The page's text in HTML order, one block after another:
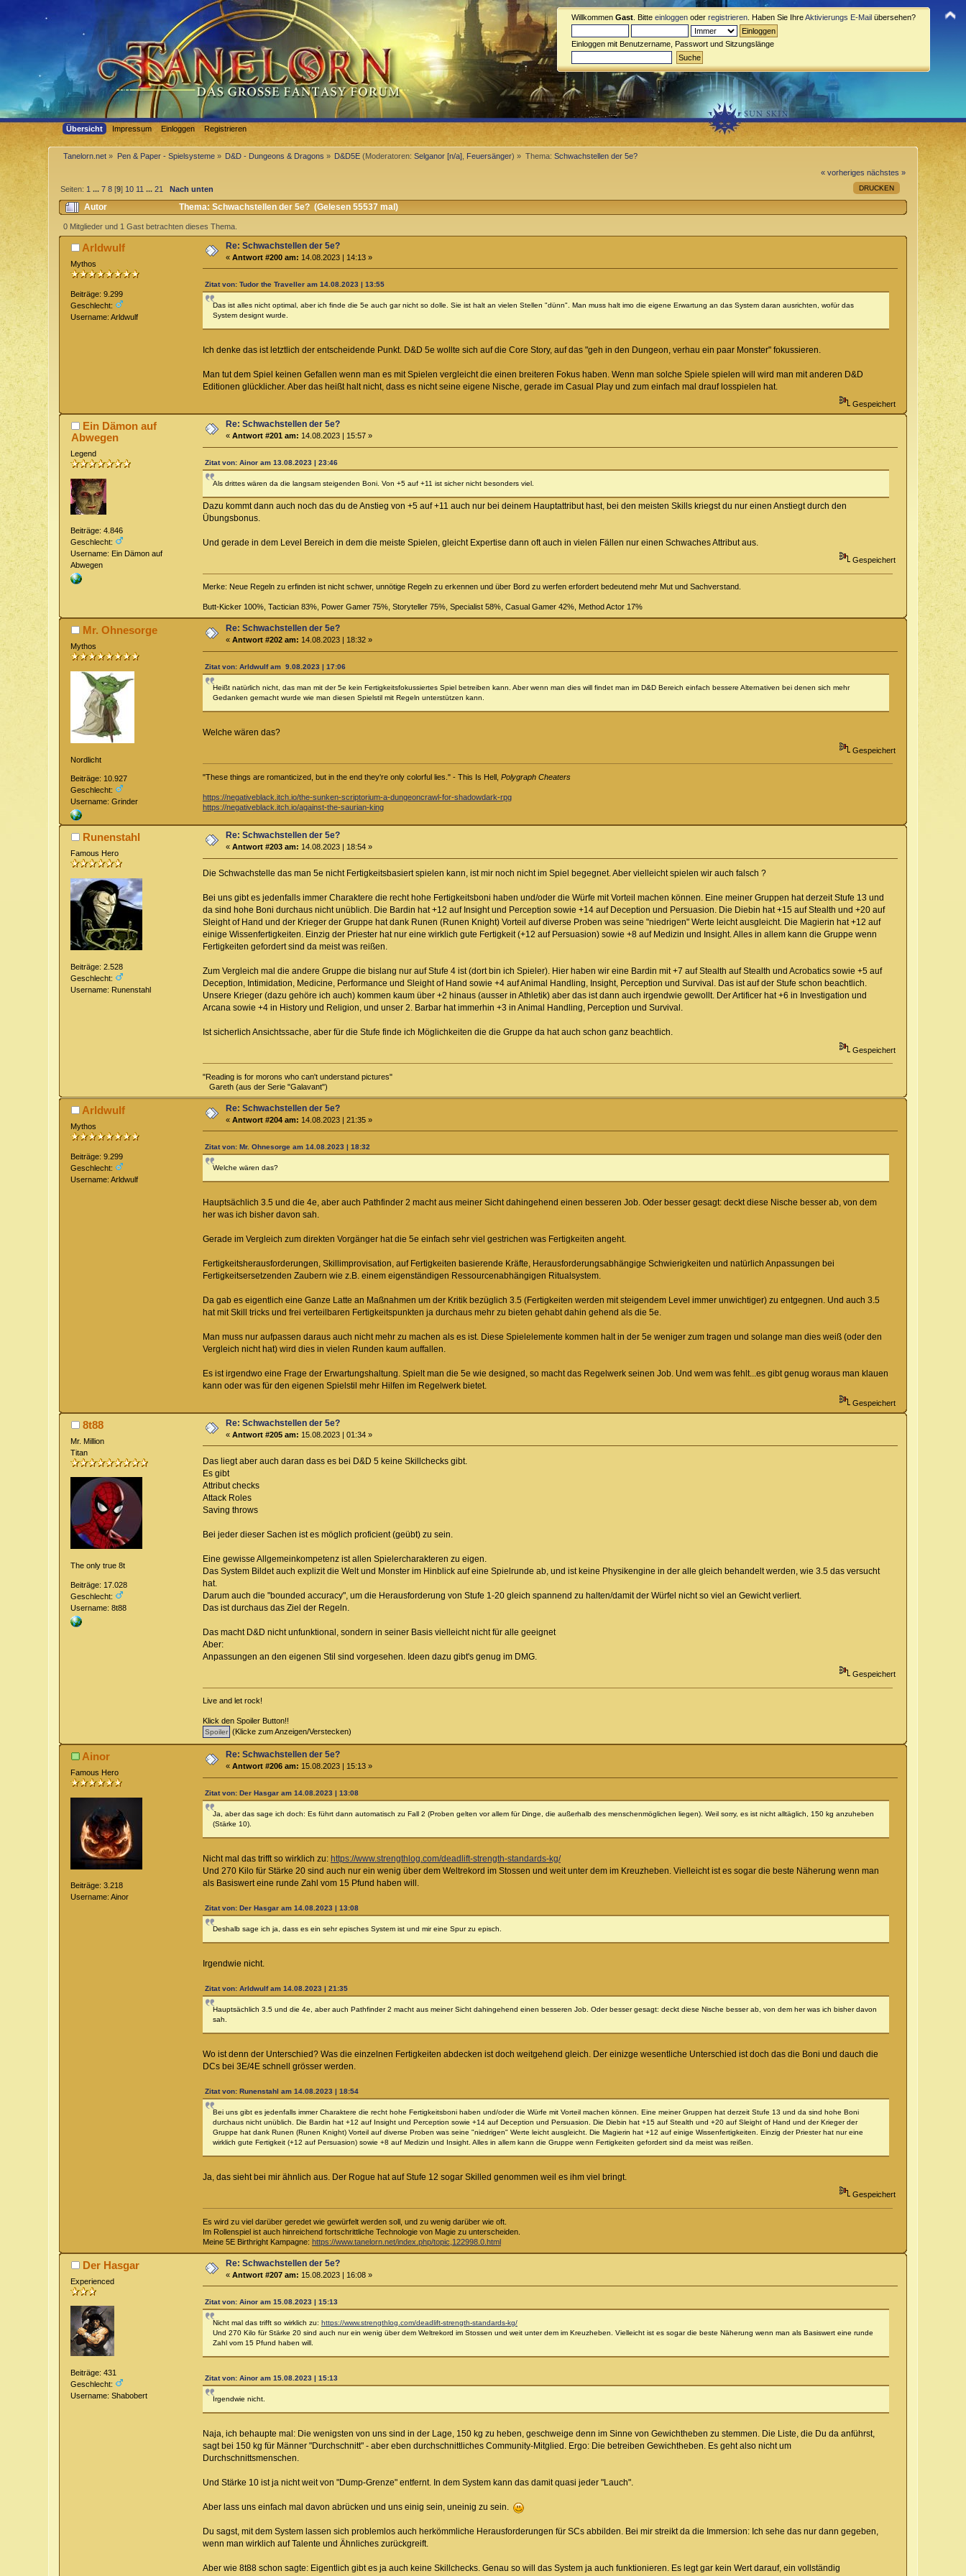
Willkommen Gast . Bitte einloggen oder registrieren . Haben Sie IhreAktivierungs E-Mail übersehen?
Einloggen mit Benutzername, Passwort und Sitzungslänge
Übersicht Impressum Einloggen Registrieren
Tanelorn.net » Pen & Paper - Spielsysteme» D&D - Dungeons & Dragons » D&D5E (Moderatoren:Selganor [n/a] Feuersänger) » Thema: Schwachstellen der 5e?
« vorheriges nächstes »
DRUCKEN
Seiten: 1 ...7 8 [9] 10 11 ...21 Nach unten
Autor Thema: Schwachstellen der 5e? (Gelesen 55537 mal)
0 Mitglieder und 1 Gast betrachten dieses Thema.
Arldwulf
Mythos
Beiträge: 9.299
Geschlecht:
Username: Arldwulf
Re: Schwachstellen der 5e?
«Antwort #200 am: 14.08.2023 | 14:13 »
Zitat von: Tudor the Traveller am 14.08.2023 | 13:55
Das ist alles nicht optimal, aber ich finde die 5e auch gar nicht so dolle. Sie ist halt an vielen Stellen "dünn". Man muss halt imo die eigene Erwartung an das System daran ausrichten, wofür das
System designt wurde.
Ich denke das ist letztlich der entscheidende Punkt. D&D 5e wollte sich auf die Core Story, auf das "geh in den Dungeon, verhau ein paar Monster" fokussieren.
Man tut dem Spiel keinen Gefallen wenn man es mit Spielen vergleicht die einen breiteren Fokus haben. Wenn man solche Spiele spielen will wird man mit anderen D&D
Editionen glücklicher. Aber das heißt halt nicht, dass es nicht seine eigene Nische, gerade im Casual Play und zum einfach mal drauf losspielen hat.
Gespeichert
Ein Dämon auf
Abwegen
Legend
Beiträge: 4.846
Geschlecht:
Username: Ein Dämon auf
Abwegen
Re: Schwachstellen der 5e?
«Antwort #201 am: 14.08.2023 | 15:57 »
Zitat von: Ainor am 13.08.2023 | 23:46
Als drittes wären da die langsam steigenden Boni. Von +5 auf +11 ist sicher nicht besonders viel.
Dazu kommt dann auch noch das du de Anstieg von +5 auf +11 auch nur bei deinem Hauptattribut hast, bei den meisten Skills kriegst du nur einen Anstiegt durch den
Übungsbonus.
Und gerade in dem Level Bereich in dem die meiste Spielen, gleicht Expertise dann oft auch in vielen Fällen nur einen Schwaches Attribut aus.
Gespeichert
Merke: Neue Regeln zu erfinden ist nicht schwer, unnötige Regeln zu erkennen und über Bord zu werfen erfordert bedeutend mehr Mut und Sachverstand.
Butt-Kicker 100%, Tactician 83%, Power Gamer 75%, Storyteller 75%, Specialist 58%, Casual Gamer 42%, Method Actor 17%
Mr. Ohnesorge
Mythos
Nordlicht
Beiträge: 10.927
Geschlecht:
Username: Grinder
Re: Schwachstellen der 5e?
«Antwort #202 am: 14.08.2023 | 18:32 »
Zitat von: Arldwulf am 9.08.2023 | 17:06
Heißt natürlich nicht, das man mit der 5e kein Fertigkeitsfokussiertes Spiel betreiben kann. Aber wenn man dies will findet man im D&D Bereich einfach bessere Alternativen bei denen sich mehr
Gedanken gemacht wurde wie man diesen Spielstil mit Regeln unterstützen kann.
Welche wären das?
Gespeichert
"These things are romanticized, but in the end they're only colorful lies." - This Is Hell, Polygraph Cheaters
https://negativeblack.itch.io/the-sunken-scriptorium-a-dungeoncrawl-for-shadowdark-rpg
https://negativeblack.itch.io/against-the-saurian-king
Runenstahl
Famous Hero
Beiträge: 2.528
Geschlecht:
Username: Runenstahl
Re: Schwachstellen der 5e?
«Antwort #203 am: 14.08.2023 | 18:54 »
Die Schwachstelle das man 5e nicht Fertigkeitsbasiert spielen kann, ist mir noch nicht im Spiel begegnet. Aber vielleicht spielen wir auch falsch ?
Bei uns gibt es jedenfalls immer Charaktere die recht hohe Fertigkeitsboni haben und/oder die Würfe mit Vorteil machen können. Eine meiner Gruppen hat derzeit Stufe 13 und
da sind hohe Boni durchaus nicht unüblich. Die Bardin hat +12 auf Insight und Perception sowie +14 auf Deception und Persuasion. Die Diebin hat +15 auf Stealth und +20 auf
Sleight of Hand und der Krieger der Gruppe hat dank Runen (Runen Knight) Vorteil auf diverse Proben was seine "niedrigen" Werte leicht ausgleicht. Die Magierin hat +12 auf
einige Wissenfertigkeiten. Einzig der Priester hat nur eine wirklich gute Fertigkeit (+12 auf Persuasion) sowie +8 auf Medizin und Insight. Alles in allem kann die Gruppe wenn
Fertigkeiten gefordert sind da meist was reißen.
Zum Vergleich mal die andere Gruppe die bislang nur auf Stufe 4 ist (dort bin ich Spieler). Hier haben wir eine Bardin mit +7 auf Stealth auf Stealth und Acrobatics sowie +5 auf
Deception, Intimidation, Medicine, Performance und Sleight of Hand sowie +4 auf Animal Handling, Insight, Perception und Survival. Das ist auf der Stufe schon beachtlich.
Unsere Krieger (dazu gehöre ich auch) kommen kaum über +2 hinaus (ausser in Athletik) aber das ist dann auch irgendwie gewollt. Der Artificer hat +6 in Investigation und
Arcana sowie +4 in History und Religion, und unser 2. Barbar hat immerhin +3 in Animal Handling, Perception und Survival.
Ist sicherlich Ansichtssache, aber für die Stufe finde ich Möglichkeiten die die Gruppe da hat auch schon ganz beachtlich.
Gespeichert
"Reading is for morons who can't understand pictures"
Gareth (aus der Serie "Galavant")
Arldwulf
Mythos
Beiträge: 9.299
Geschlecht:
Username: Arldwulf
Re: Schwachstellen der 5e?
«Antwort #204 am: 14.08.2023 | 21:35 »
Zitat von: Mr. Ohnesorge am 14.08.2023 | 18:32
Welche wären das?
Hauptsächlich 3.5 und die 4e, aber auch Pathfinder 2 macht aus meiner Sicht dahingehend einen besseren Job. Oder besser gesagt: deckt diese Nische besser ab, von dem
her was ich bisher davon sah.
Gerade im Vergleich zum direkten Vorgänger hat die 5e einfach sehr viel gestrichen was Fertigkeiten angeht.
Fertigkeitsherausforderungen, Skillimprovisation, auf Fertigkeiten basierende Kräfte, Herausforderungsabhängige Schwierigkeiten und natürlich Anpassungen bei
Fertigkeitsersetzenden Zaubern wie z.B. einem eigenständigen Ressourcenabhängigen Ritualsystem.
Da gab es eigentlich eine Ganze Latte an Maßnahmen um der Kritik bezüglich 3.5 (Fertigkeiten werden mit steigendem Level immer unwichtiger) zu entgegnen. Und auch 3.5
hat mit Skill tricks und frei verteilbaren Fertigkeitspunkten ja durchaus mehr zu bieten gehabt dahin gehend als die 5e.
Man muss nur aufpassen daraus auch nicht mehr zu machen als es ist. Diese Spielelemente kommen halt in der 5e weniger zum tragen und solange man dies weiß (oder den
Vergleich nicht hat) wird dies in vielen Runden kaum auffallen.
Es ist irgendwo eine Frage der Erwartungshaltung. Spielt man die 5e wie designed, so macht das Regelwerk seinen Job. Und wem was fehlt...es gibt genug woraus man klauen
kann oder was für den eigenen Spielstil mehr Hilfen im Regelwerk bietet.
Gespeichert
8t88
Mr. Million
Titan
The only true 8t
Beiträge: 17.028
Geschlecht:
Username: 8t88
Re: Schwachstellen der 5e?
«Antwort #205 am: 15.08.2023 | 01:34 »
Das liegt aber auch daran dass es bei D&D 5 keine Skillchecks gibt.
Es gibt
Attribut checks
Attack Roles
Saving throws
Bei jeder dieser Sachen ist es möglich proficient (geübt) zu sein.
Eine gewisse Allgemeinkompetenz ist allen Spielercharakteren zu eigen.
Das System Bildet auch explizit die Welt und Monster im Hinblick auf eine Spielrunde ab, und ist keine Physikengine in der alle gleich behandelt werden, wie 3.5 das versucht
hat.
Darum auch die "bounded accuracy", um die Herausforderung von Stufe 1-20 gleich spannend zu halten/damit der Würfel nicht so viel an Gewicht verliert.
Das ist durchaus das Ziel der Regeln.
Das macht D&D nicht unfunktional, sondern in seiner Basis vielleicht nicht für alle geeignet
Aber:
Anpassungen an den eigenen Stil sind vorgesehen. Ideen dazu gibt's genug im DMG.
Gespeichert
Live and let rock!
Klick den Spoiler Button!!
(Klicke zum Anzeigen/Verstecken)
Ainor
Famous Hero
Beiträge: 3.218
Username: Ainor
Re: Schwachstellen der 5e?
«Antwort #206 am: 15.08.2023 | 15:13 »
Zitat von: Der Hasgar am 14.08.2023 | 13:08
Ja, aber das sage ich doch: Es führt dann automatisch zu Fall 2 (Proben gelten vor allem für Dinge, die außerhalb des menschenmöglichen liegen). Weil sorry, es ist nicht alltäglich, 150 kg anzuheben
(Stärke 10).
Nicht mal das trifft so wirklich zu: https://www.strengthlog.com/deadlift-strength-standards-kg/
Und 270 Kilo für Stärke 20 sind auch nur ein wenig über dem Weltrekord im Stossen und weit unter dem im Kreuzheben. Vielleicht ist es sogar die beste Näherung wenn man
als Basiswert eine runde Zahl vom 15 Pfund haben will.
Zitat von: Der Hasgar am 14.08.2023 | 13:08
Deshalb sage ich ja, dass es ein sehr episches System ist und mir eine Spur zu episch.
Irgendwie nicht.
Zitat von: Arldwulf am 14.08.2023 | 21:35
Hauptsächlich 3.5 und die 4e, aber auch Pathfinder 2 macht aus meiner Sicht dahingehend einen besseren Job. Oder besser gesagt: deckt diese Nische besser ab, von dem her was ich bisher davon
sah.
Wo ist denn der Unterschied? Was die einzelnen Fertigkeiten abdecken ist doch weitgehend gleich. Der einizge wesentliche Unterschied ist doch das die Boni und dauch die
DCs bei 3E/4E schnell grösser werden.
Zitat von: Runenstahl am 14.08.2023 | 18:54
Bei uns gibt es jedenfalls immer Charaktere die recht hohe Fertigkeitsboni haben und/oder die Würfe mit Vorteil machen können. Eine meiner Gruppen hat derzeit Stufe 13 und da sind hohe Boni
durchaus nicht unüblich. Die Bardin hat +12 auf Insight und Perception sowie +14 auf Deception und Persuasion. Die Diebin hat +15 auf Stealth und +20 auf Sleight of Hand und der Krieger der
Gruppe hat dank Runen (Runen Knight) Vorteil auf diverse Proben was seine "niedrigen" Werte leicht ausgleicht. Die Magierin hat +12 auf einige Wissenfertigkeiten. Einzig der Priester hat nur eine
wirklich gute Fertigkeit (+12 auf Persuasion) sowie +8 auf Medizin und Insight. Alles in allem kann die Gruppe wenn Fertigkeiten gefordert sind da meist was reißen.
Ja, das sieht bei mir ähnlich aus. Der Rogue hat auf Stufe 12 sogar Skilled genommen weil es ihm viel bringt.
Gespeichert
Es wird zu viel darüber geredet wie gewürfelt werden soll, und zu wenig darüber wie oft.
Im Rollenspiel ist auch hinreichend fortschrittliche Technologie von Magie zu unterscheiden.
Meine 5E Birthright Kampagne: https://www.tanelorn.net/index.php/topic,122998.0.html
Der Hasgar
Experienced
Beiträge: 431
Geschlecht:
Username: Shabobert
Re: Schwachstellen der 5e?
«Antwort #207 am: 15.08.2023 | 16:08 »
Zitat von: Ainor am 15.08.2023 | 15:13
Nicht mal das trifft so wirklich zu: https://www.strengthlog.com/deadlift-strength-standards-kg/
Und 270 Kilo für Stärke 20 sind auch nur ein wenig über dem Weltrekord im Stossen und weit unter dem im Kreuzheben. Vielleicht ist es sogar die beste Näherung wenn man als Basiswert eine runde
Zahl vom 15 Pfund haben will.
Zitat von: Ainor am 15.08.2023 | 15:13
Irgendwie nicht.
Naja, ich behaupte mal: Die wenigsten von uns sind in der Lage, 150 kg zu heben, geschweige denn im Sinne von Gewichtheben zu stemmen. Die Liste, die Du da anführst,
sagt bei 150 kg für Männer "Durchschnitt" - aber eben durchschnittliches Community-Mitglied. Ergo: Die betreiben Gewichtheben. Es geht also nicht um
Durchschnittsmenschen.
Und Stärke 10 ist ja nicht weit von "Dump-Grenze" entfernt. In dem System kann das damit quasi jeder "Lauch".
Aber lass uns einfach mal davon abrücken und uns einig sein, uneinig zu sein.
Du sagst, mit dem System lassen sich problemlos auch herkömmliche Herausforderungen für SCs abbilden. Bei mir streikt da die Immersion: Ich sehe das nur dann gegeben,
wenn man wirklich auf Talente und Ähnliches zurückgreift.
Aber wie 8t88 schon sagte: Eigentlich gibt es ja auch keine Skillchecks. Genau so will das System ja auch funktionieren. Es legt gar kein Wert darauf, ein vollständig